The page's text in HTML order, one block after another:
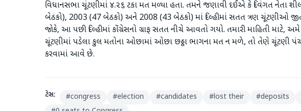
વિધાનસભા ચૂંટણીમાં ૪.૨૬ ટકા મત મળ્યા હતા. તમને જણાવી દઈએ કે દિવંગત નેતા
બેઠકો), 2003 (47 બેઠકો) અને 2008 (43 બેઠકો) માં દિલ્હીમાં સતત ત્રણ ચૂંટણીઓ
જોકે, આ પછી દિલ્હીમાં કોંગ્રેસનો ગ્રાફ સતત નીચે આવતો ગયો. તમારી માહિતી
ચૂંટણીમાં પડેલા કુલ મતોના ઓછામાં ઓછા છઠ્ઠા ભાગના મત ન મળે, તો તેણે ચૂંટણી પંચ
કરવામાં આવે છે.
ટેગ્સ: #congress #election #candidates #lost their #deposits